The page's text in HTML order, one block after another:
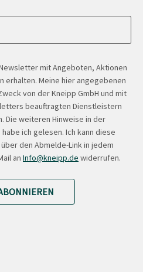
mit Angeboten, Aktionen
erhalten. Meine hier angegebenen
von der Kneipp GmbH und mit
beauftragten Dienstleistern
Die weiteren Hinweise in der
habe ich gelesen. Ich kann diese
den Abmelde-Link in jedem
an Info@kneipp.de widerrufen.